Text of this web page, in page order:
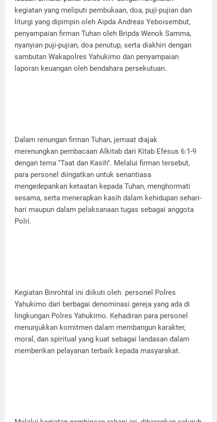
kegiatan yang meliputi pembukaan, doa, puji-pujian dan
liturgi yang dipimpin oleh Aipda Andreas Yeboisembut,
penyampaian firman Tuhan oleh Bripda Wenok Samma,
nyanyian puji-pujian, doa penutup, serta diakhiri dengan
sambutan Wakapolres Yahukimo dan penyampaian
laporan keuangan oleh bendahara persekutuan.
Dalam renungan firman Tuhan, jemaat diajak
merenungkan pembacaan Alkitab dari Kitab Efesus 6:1-9
dengan tema "Taat dan Kasih". Melalui firman tersebut,
para personel diingatkan untuk senantiasa
mengedepankan ketaatan kepada Tuhan, menghormati
sesama, serta menerapkan kasih dalam kehidupan sehari-
hari maupun dalam pelaksanaan tugas sebagai anggota
Polri.
Kegiatan Binrohtal ini diikuti oleh personel Polres
Yahukimo dari berbagai denominasi gereja yang ada di
lingkungan Polres Yahukimo. Kehadiran para personel
menunjukkan komitmen dalam membangun karakter,
moral, dan spiritual yang kuat sebagai landasan dalam
memberikan pelayanan terbaik kepada masyarakat.